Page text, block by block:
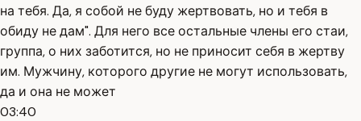
на тебя. Да, я собой не буду жертвовать, но и тебя в
обиду не дам". Для него все остальные члены его стаи,
группа, о них заботится, но не приносит себя в жертву
им. Мужчину, которого другие не могут использовать,
да и она не может
03:40